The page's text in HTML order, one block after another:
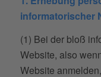
informatorischer
(1) Bei der bloß
Website, also
Website